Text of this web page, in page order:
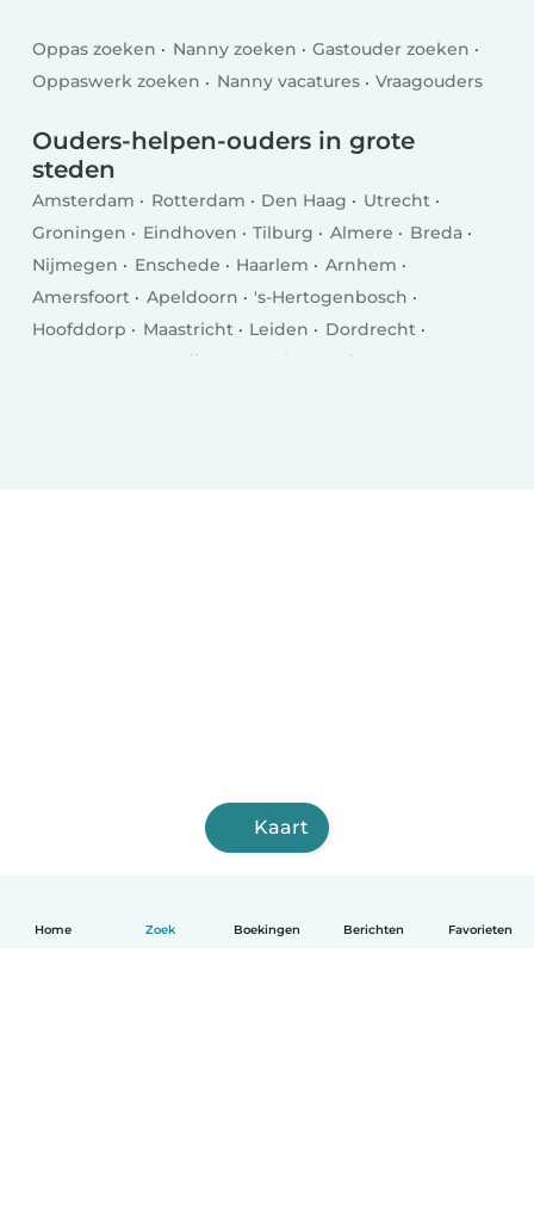
Home Zoek Boekingen Berichten Favorieten
Oppas zoeken Nanny zoeken
Gastouder zoeken
Oppaswerk zoeken
Nanny vacatures Vraagouders
Ouders-helpen-ouders in grote
steden
Amsterdam Rotterdam Den Haag
Utrecht
Groningen
Eindhoven Tilburg Almere
Breda
Nijmegen
Enschede Haarlem
Arnhem
Amersfoort
Apeldoorn
's-Hertogenbosch
Hoofddorp
Maastricht Leiden
Dordrecht
Zwolle Hengelo Venlo
Kaart